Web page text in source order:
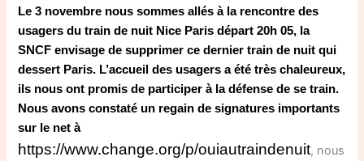
Le 3 novembre nous sommes allés à la rencontre des
usagers du train de nuit Nice Paris départ 20h 05, la
SNCF envisage de supprimer ce dernier train de nuit qui
dessert Paris. L’accueil des usagers a été très chaleureux,
ils nous ont promis de participer à la défense de se train.
Nous avons constaté un regain de signatures importants
sur le net à
https://www.change.org/p/ouiautraindenuit, nous